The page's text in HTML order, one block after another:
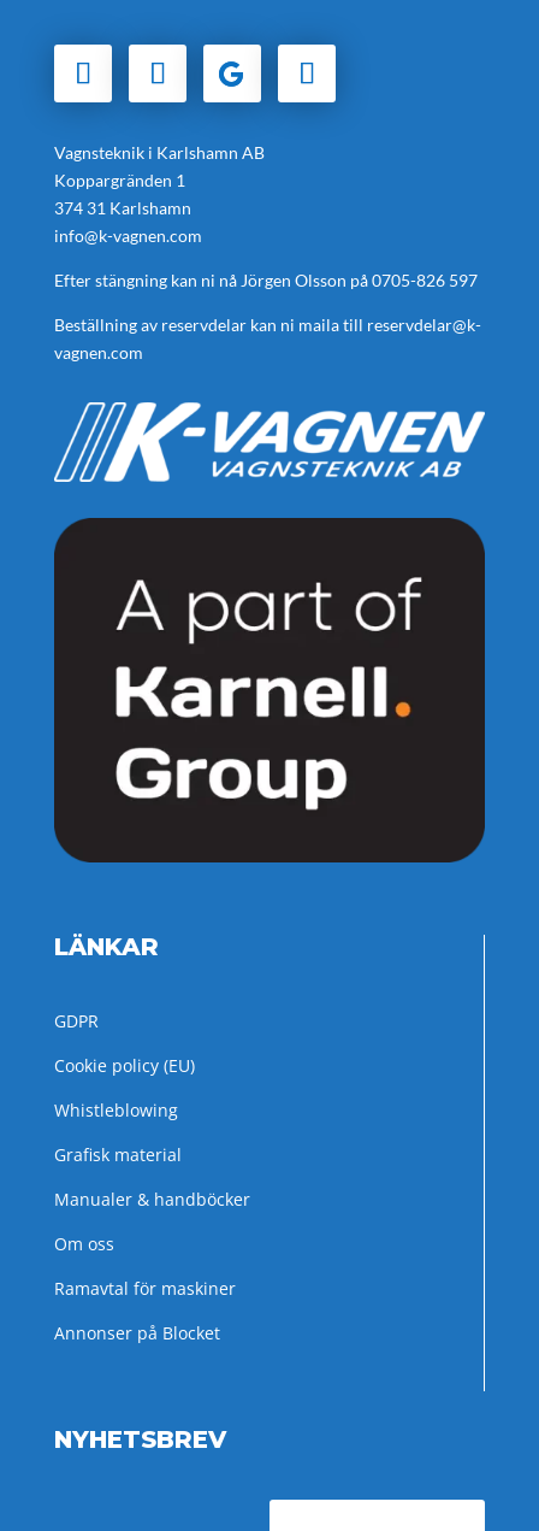
Vagnsteknik i Karlshamn AB
Koppargränden 1
374 31 Karlshamn
info@k-vagnen.com
Efter stängning kan ni nå Jörgen Olsson på0705-826 597
Beställning av reservdelar kan ni maila till reservdelar@k-
vagnen.com
LÄNKAR
GDPR
Cookie policy (EU)
Whistleblowing
Grafisk material
Manualer & handböcker
Om oss
Ramavtal för maskiner
Annonser på Blocket
NYHETSBREV